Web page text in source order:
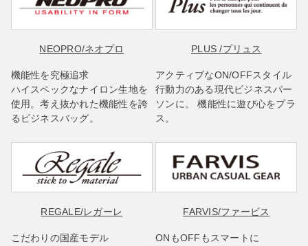
NEOPRO/ネオプロ
機能性を究極追求
ハイスペックなナイロン生地を
使用。考え抜かれた機能性を誇
るビジネスバッグ。
PLUS/プリュス
アクティブなON/OFFスタイル
行動力のある現代ビジネスパー
ソンに。 機能性に遊び心をプラ
ス。
REGALE/レガーレ
こだわりの国産モデル
FARVIS/ファービス
ONもOFFもスマートに